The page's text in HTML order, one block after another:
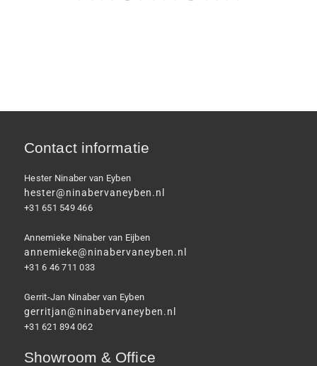
Contact informatie
Hester Ninaber van Eyben
hester@ninabervaneyben.nl
+31 651 549 466
Annemieke Ninaber van Eijben
annemieke@ninabervaneyben.nl
+31 6 46 711 033
Gerrit-Jan Ninaber van Eyben
gerritjan@ninabervaneyben.nl
+31 621 894 062
Showroom & Office